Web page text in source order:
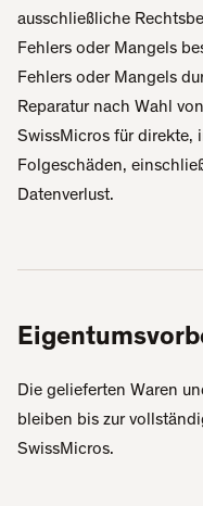
ausschließliche
Fehlers oder Mangels
Fehlers oder Mangels
Reparatur nach Wahl
SwissMicros für direkte,
Folgeschäden,
Datenverlust.
Die gelieferten Waren
bleiben bis zur
SwissMicros.